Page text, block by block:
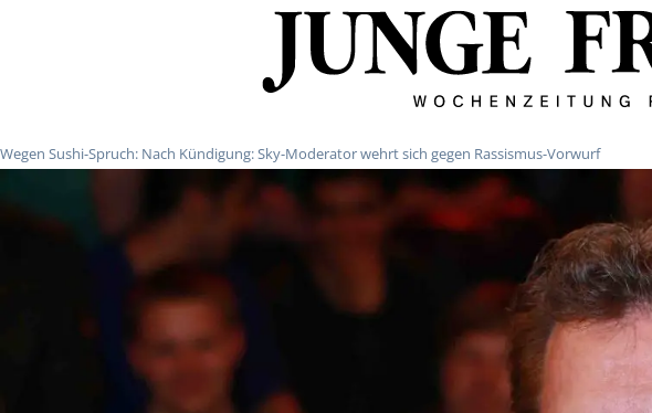
Wegen Sushi-Spruch: Nach Kündigung: Sky-Moderator wehrt sich gegen Rassismus-Vorwurf